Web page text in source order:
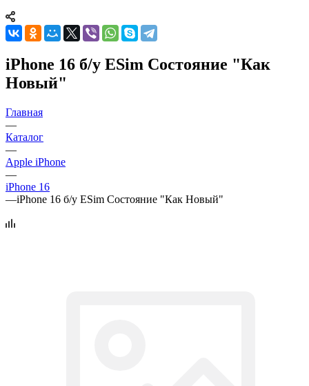
iPhone 16 б/у ESim Состояние "Как
Новый"
Главная
—
Каталог
—
Apple iPhone
—
iPhone 16
—iPhone 16 б/у ESim Состояние "Как Новый"